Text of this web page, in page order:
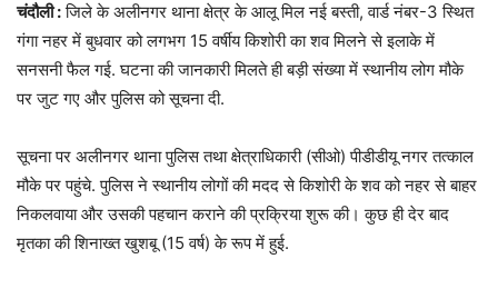
चंदौली :जिले के अलीनगर थाना क्षेत्र के आलू मिल नई बस्ती, वार्ड नंबर-3 स्थित
गंगा नहर में बुधवार को लगभग 15 वर्षीय किशोरी का शव मिलने से इलाके में
सनसनी फैल गई. घटना की जानकारी मिलते ही बड़ी संख्या में स्थानीय लोग मौके
पर जुट गए और पुलिस को सूचना दी.
सूचना पर अलीनगर थाना पुलिस तथा क्षेत्राधिकारी (सीओ) पीडीडीयू नगर तत्काल
मौके पर पहुंचे. पुलिस ने स्थानीय लोगों की मदद से किशोरी के शव को नहर से बाहर
निकलवाया और उसकी पहचान कराने की प्रक्रिया शुरू की। कुछ ही देर बाद
मृतका की शिनाख्त खुशबू (15 वर्ष) के रूप में हुई.